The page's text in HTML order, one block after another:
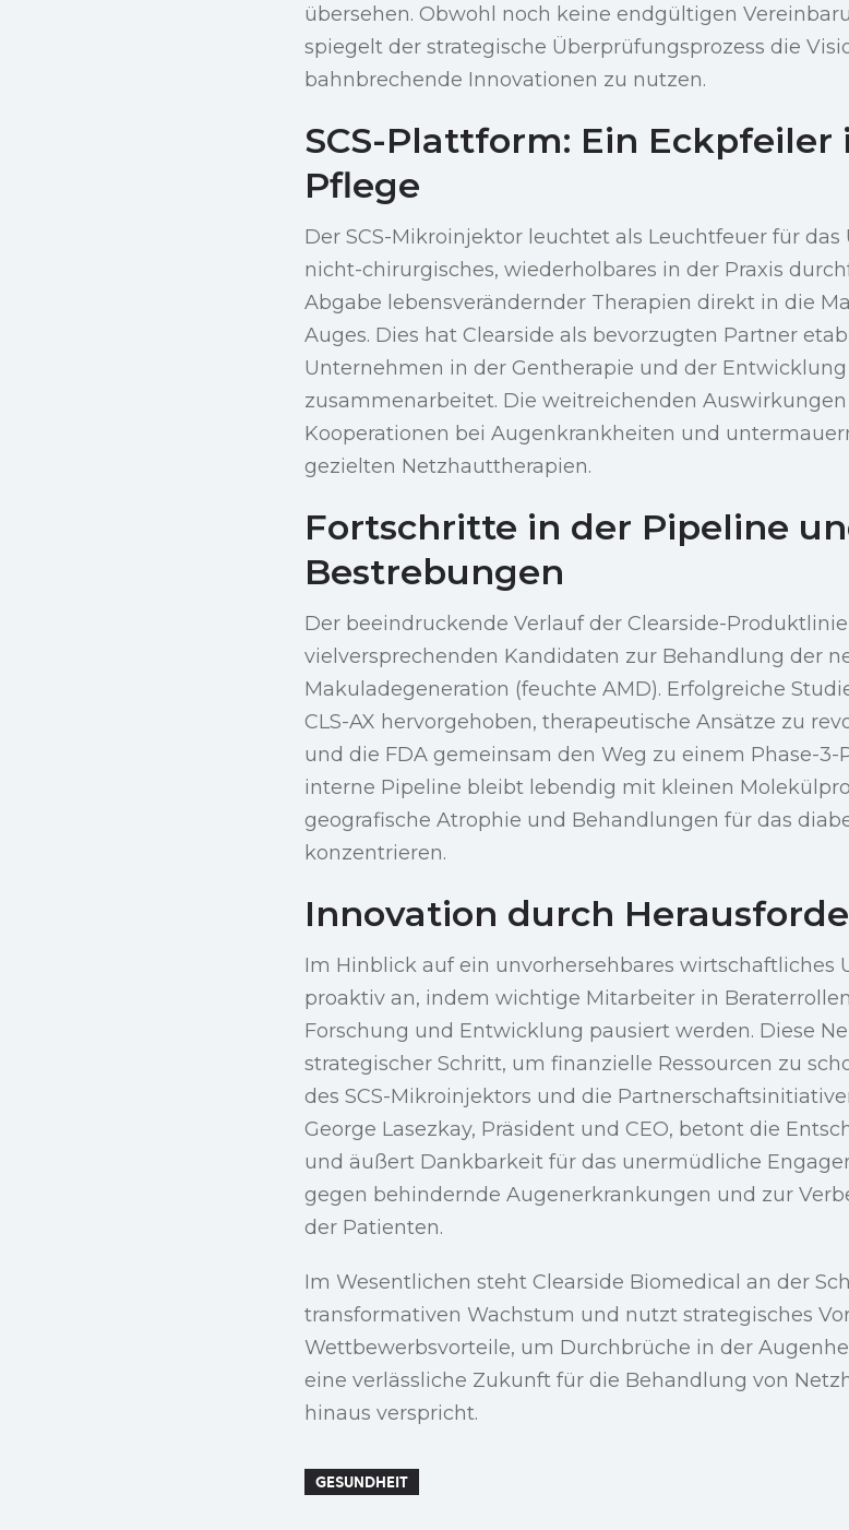
übersehen. Obwohl noch keine endgültigen
spiegelt der strategische Überprüfungsprozess die
bahnbrechende Innovationen zu nutzen.
SCS-Plattform: Ein
Pflege
Der SCS-Mikroinjektor leuchtet als Leuchtfeuer für
nicht-chirurgisches, wiederholbares in der Praxis
Abgabe lebensverändernder Therapien direkt in die
Auges. Dies hat Clearside als bevorzugten Partner
Unternehmen in der Gentherapie und der
zusammenarbeitet. Die weitreichenden
Kooperationen bei Augenkrankheiten und
gezielten Netzhauttherapien.
Fortschritte in der Pipeline
Bestrebungen
Der beeindruckende Verlauf der Clearside-Produktlinie
vielversprechenden Kandidaten zur Behandlung der
Makuladegeneration (feuchte AMD). Erfolgreiche
CLS-AX hervorgehoben, therapeutische Ansätze zu
und die FDA gemeinsam den Weg zu einem Phase-
interne Pipeline bleibt lebendig mit kleinen
geografische Atrophie und Behandlungen für das
konzentrieren.
Innovation durch
Im Hinblick auf ein unvorhersehbares wirtschaftliches
proaktiv an, indem wichtige Mitarbeiter in
Forschung und Entwicklung pausiert werden. Diese
strategischer Schritt, um finanzielle Ressourcen zu
des SCS-Mikroinjektors und die
George Lasezkay, Präsident und CEO, betont die
und äußert Dankbarkeit für das unermüdliche
gegen behindernde Augenerkrankungen und zur
der Patienten.
Im Wesentlichen steht Clearside Biomedical an der
transformativen Wachstum und nutzt strategisches
Wettbewerbsvorteile, um Durchbrüche in der
eine verlässliche Zukunft für die Behandlung von
hinaus verspricht.
GESUNDHEIT